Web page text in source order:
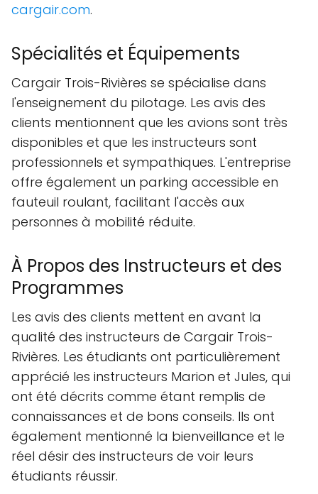
cargair.com.
Spécialités et Équipements
Cargair Trois-Rivières se spécialise dans
l'enseignement du pilotage. Les avis des
clients mentionnent que les avions sont très
disponibles et que les instructeurs sont
professionnels et sympathiques. L'entreprise
offre également un parking accessible en
fauteuil roulant, facilitant l'accès aux
personnes à mobilité réduite.
À Propos des Instructeurs et des
Programmes
Les avis des clients mettent en avant la
qualité des instructeurs de Cargair Trois-
Rivières. Les étudiants ont particulièrement
apprécié les instructeurs Marion et Jules, qui
ont été décrits comme étant remplis de
connaissances et de bons conseils. Ils ont
également mentionné la bienveillance et le
réel désir des instructeurs de voir leurs
étudiants réussir.